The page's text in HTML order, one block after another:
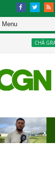
CHÃ GRANDE